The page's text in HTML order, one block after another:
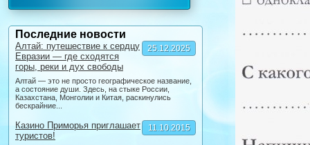
Последние новости
25.12.2025
Алтай: путешествие к сердцу
Евразии — где сходятся
горы, реки и дух свободы
Алтай — это не просто географическое название,
а состояние души. Здесь, на стыке России,
Казахстана, Монголии и Китая, раскинулись
бескрайние...
11.10.2015
Казино Приморья приглашает
туристов!